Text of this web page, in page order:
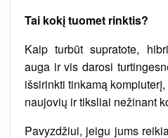
Tai kokį tuomet rinktis?
Kaip turbūt supratote,
auga ir vis darosi
išsirinkti tinkamą
naujovių ir tiksliai nežinant
Pavyzdžiui, jeigu jums